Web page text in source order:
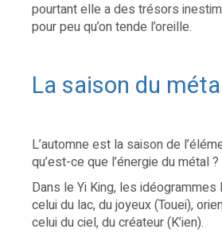
pourtant elle a des trésors
pour peu qu’on tende l’oreille.
La saison du
L’automne est la saison de
qu’est-ce que l’énergie du métal ?
Dans le Yi King, les
celui du lac, du joyeux (Touei),
celui du ciel, du créateur (K’ien).